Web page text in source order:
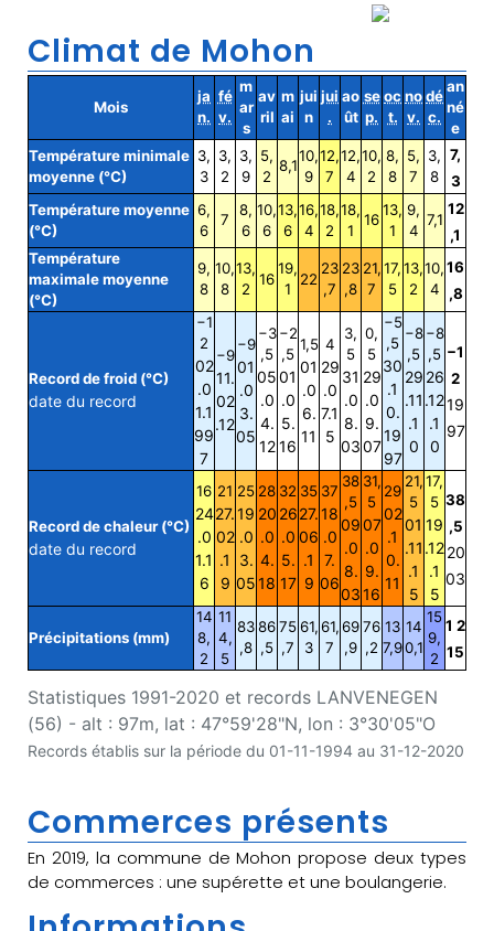
Climat de Mohon
Statistiques 1991-2020 et records LANVENEGEN
(56) - alt : 97m, lat : 47°59'28"N, lon : 3°30'05"O
Records établis sur la période du 01-11-1994 au 31-12-2020
Mois
ja
n.
fé
v.
m
ar
s
av
ril
m
ai
jui
n
jui
.
ao
ût
se
p.
oc
t.
no
v.
dé
c.
an
né
e
Température minimale
moyenne (°C)
3,
3
3,
2
3,
9
5,
2
8,1
10,
9
12,
7
12,
4
10,
2
8,
8
5,
7
3,
8
7,
3
Température moyenne
(°C)
6,
6
7
8,
6
10,
6
13,
6
16,
4
18,
2
18,
1
16
13,
1
9,
4
7,1
12
,1
Température
maximale moyenne
(°C)
9,
8
10,
8
13,
2
16
19,
1
22
23
,7
23
,8
21,
7
17,
5
13,
2
10,
4
16
,8
Record de froid (°C)
date du record
−1
2
02
.0
1.1
99
7
−9
11.
02
.12
−9
01
.0
3.
05
−3
,5
05
.0
4.
12
−2
,5
01
.0
5.
16
1,5
01
.0
6.
11
4
29
.0
7.1
5
3,
5
31
.0
8.
03
0,
5
29
.0
9.
07
−5
,5
30
.1
0.
19
97
−8
,5
29
.11
.1
0
−8
,5
26
.12
.1
0
−1
2
19
97
Record de chaleur (°C)
date du record
16
24
.0
1.1
6
21
27.
02
.1
9
25
19
.0
3.
05
28
20
.0
4.
18
32
26
.0
5.
17
35
27.
06
.1
9
37
18
.0
7.
06
38
,5
09
.0
8.
03
31,
5
07
.0
9.
16
29
02
.1
0.
11
21,
5
01
.11
.1
5
17,
5
19
.12
.1
5
38
,5
20
03
Précipitations (mm)
14
8,
2
11
4,
5
83
,8
86
,5
75
,7
61,
3
61,
7
69
,9
76
,2
13
7,9
14
0,1
15
9,
2
1 2
15
Commerces présents
En 2019, la commune de Mohon propose deux types
de commerces : une supérette et une boulangerie.